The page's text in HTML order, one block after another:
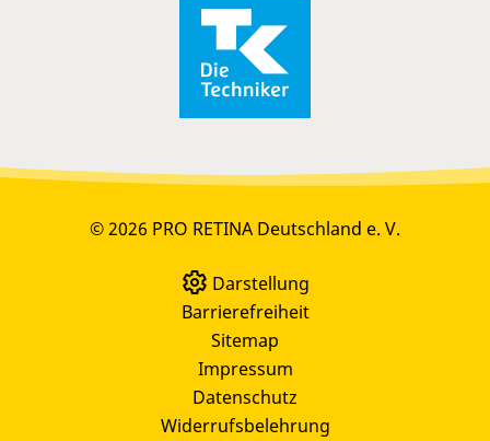
© 2026 PRO RETINA Deutschland e. V.
Darstellung
Barrierefreiheit
Sitemap
Impressum
Datenschutz
Widerrufsbelehrung